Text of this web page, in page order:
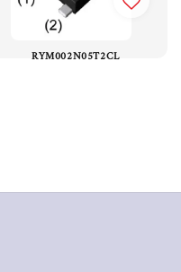
RYM002N05T2CL